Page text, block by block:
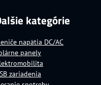
kategórie
napätia DC/AC
panely
zariadenia